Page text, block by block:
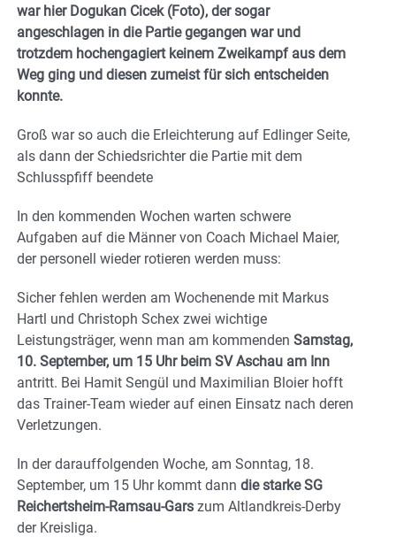
war hier Dogukan Cicek (Foto), der sogar
angeschlagen in die Partie gegangen war und
trotzdem hochengagiert keinem Zweikampf aus dem
Weg ging und diesen zumeist für sich entscheiden
konnte.
Groß war so auch die Erleichterung auf Edlinger Seite,
als dann der Schiedsrichter die Partie mit dem
Schlusspfiff beendete
In den kommenden Wochen warten schwere
Aufgaben auf die Männer von Coach Michael Maier,
der personell wieder rotieren werden muss:
Sicher fehlen werden am Wochenende mit Markus
Hartl und Christoph Schex zwei wichtige
Leistungsträger, wenn man am kommenden Samstag,
10. September, um 15 Uhr beim SV Aschau am Inn
antritt. Bei Hamit Sengül und Maximilian Bloier hofft
das Trainer-Team wieder auf einen Einsatz nach deren
Verletzungen.
In der darauffolgenden Woche, am Sonntag, 18.
September, um 15 Uhr kommt dann die starke SG
Reichertsheim-Ramsau-Gars zum Altlandkreis-Derby
der Kreisliga.